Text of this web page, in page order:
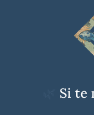
Si te